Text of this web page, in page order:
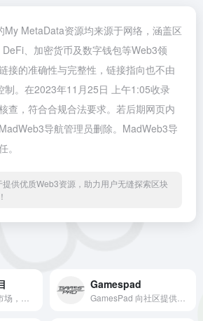
My MetaData资源均来源于网络，涵盖区
、加密货币及数字钱包等Web3领
接的准确性与完整性，链接指向也不由
制。在2023年11月25日 上午1:05收录
查，符合合规合法要求。若后期网页内
导航管理员删除。MadWeb3导
。
供优质Web3资源，助力用户无缝探索区块
Gamespad